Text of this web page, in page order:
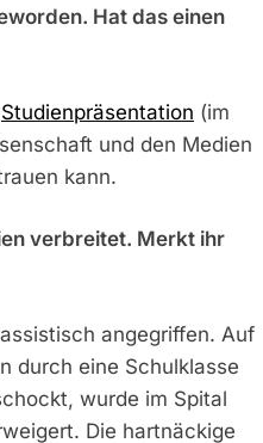
Hat das einen
Studienpräsentation (im
und den Medien
kann.
verbreitet. Merkt ihr
angegriffen. Auf
durch eine Schulklasse
wurde im Spital
Die hartnäckige